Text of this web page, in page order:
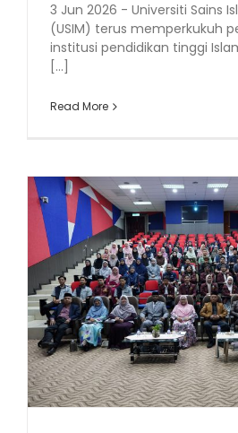
3 Jun 2026 - Universiti Sains
(USIM) terus memperkukuh
institusi pendidikan tinggi
[...]
Read More